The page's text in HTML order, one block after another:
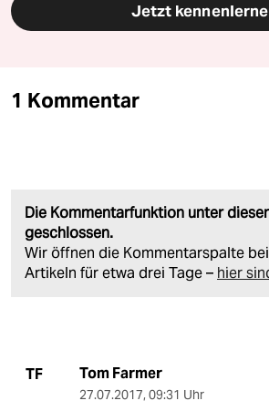
Jetzt
1 Kommentar
Die Kommentarfunktion unter
geschlossen.
Wir öffnen die Kommentarspalte
Artikeln für etwa drei Tage – hier
TF Tom Farmer
27.07.2017, 09:31 Uhr